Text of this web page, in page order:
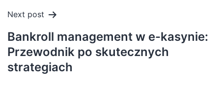
Next post
Bankroll management w e-kasynie:
Przewodnik po skutecznych
strategiach